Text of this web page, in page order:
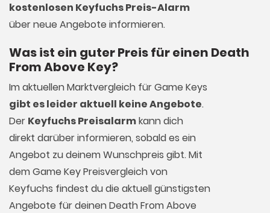
kostenlosen Keyfuchs Preis-Alarm
über neue Angebote informieren.
Was ist ein guter Preis für einen Death
From Above Key?
Im aktuellen Marktvergleich fürGame Keys
gibt es leider aktuell keine Angebote.
Der Keyfuchs Preisalarmkann dich
direkt darüber informieren, sobald es ein
Angebot zu deinem Wunschpreis gibt. Mit
dem Game Key Preisvergleich von
Keyfuchs findest du die aktuell günstigsten
Angebote für deinen Death From Above